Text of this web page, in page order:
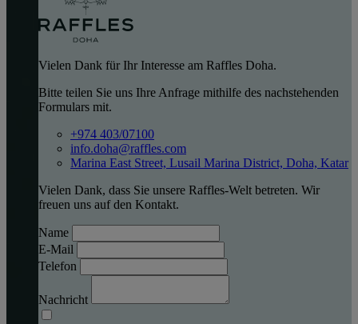
Vielen Dank für Ihr Interesse am Raffles Doha.
Bitte teilen Sie uns Ihre Anfrage mithilfe des nachstehenden
Formulars mit.
+974 403/07100
info.doha@raffles.com
Marina East Street, Lusail Marina District, Doha, Katar
Vielen Dank, dass Sie unsere Raffles-Welt betreten. Wir
freuen uns auf den Kontakt.
Name
E-Mail
Telefon
Nachricht